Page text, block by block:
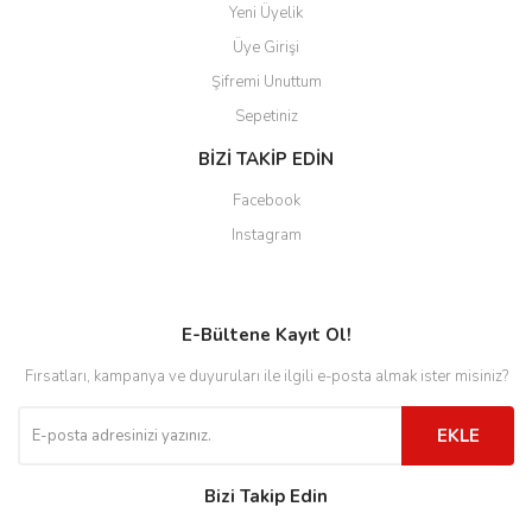
Yeni Üyelik
Üye Girişi
Şifremi Unuttum
Sepetiniz
BİZİ TAKİP EDİN
Facebook
Instagram
E-Bültene Kayıt Ol!
Fırsatları, kampanya ve duyuruları ile ilgili e-posta almak ister misiniz?
EKLE
Bizi Takip Edin